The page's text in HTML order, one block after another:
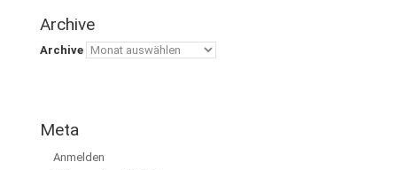
Archive
Archive
Meta
Anmelden